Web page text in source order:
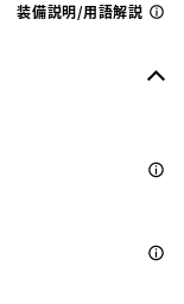
装備説明/用語解説